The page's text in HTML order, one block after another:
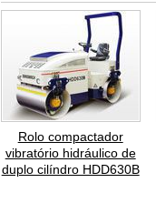
Rolo compactador
vibratório hidráulico de
duplo cilíndro HDD630B